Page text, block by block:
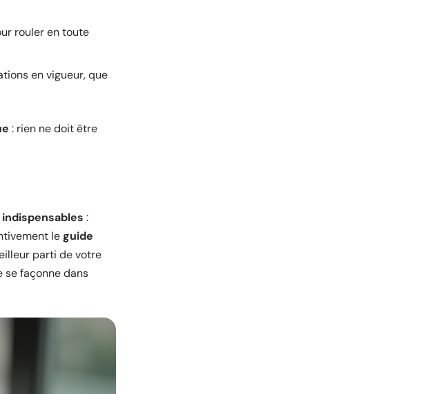
rouler en toute
en vigueur, que
: rien ne doit être
:
leguide
parti de votre
se façonne dans